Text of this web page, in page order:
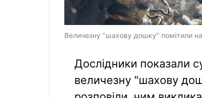
Величезну "шахову дошку" помітили
Дослідники показали
величезну "шахову